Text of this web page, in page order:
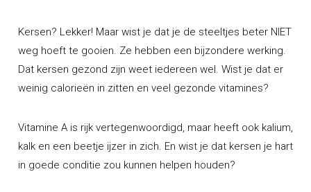
Kersen? Lekker! Maar wist je dat je de steeltjes beter NIET
weg hoeft te gooien. Ze hebben een bijzondere werking.
Dat kersen gezond zijn weet iedereen wel. Wist je dat er
weinig calorieën in zitten en veel gezonde vitamines?
Vitamine A is rijk vertegenwoordigd, maar heeft ook kalium,
kalk en een beetje ijzer in zich. En wist je dat kersen je hart
in goede conditie zou kunnen helpen houden?